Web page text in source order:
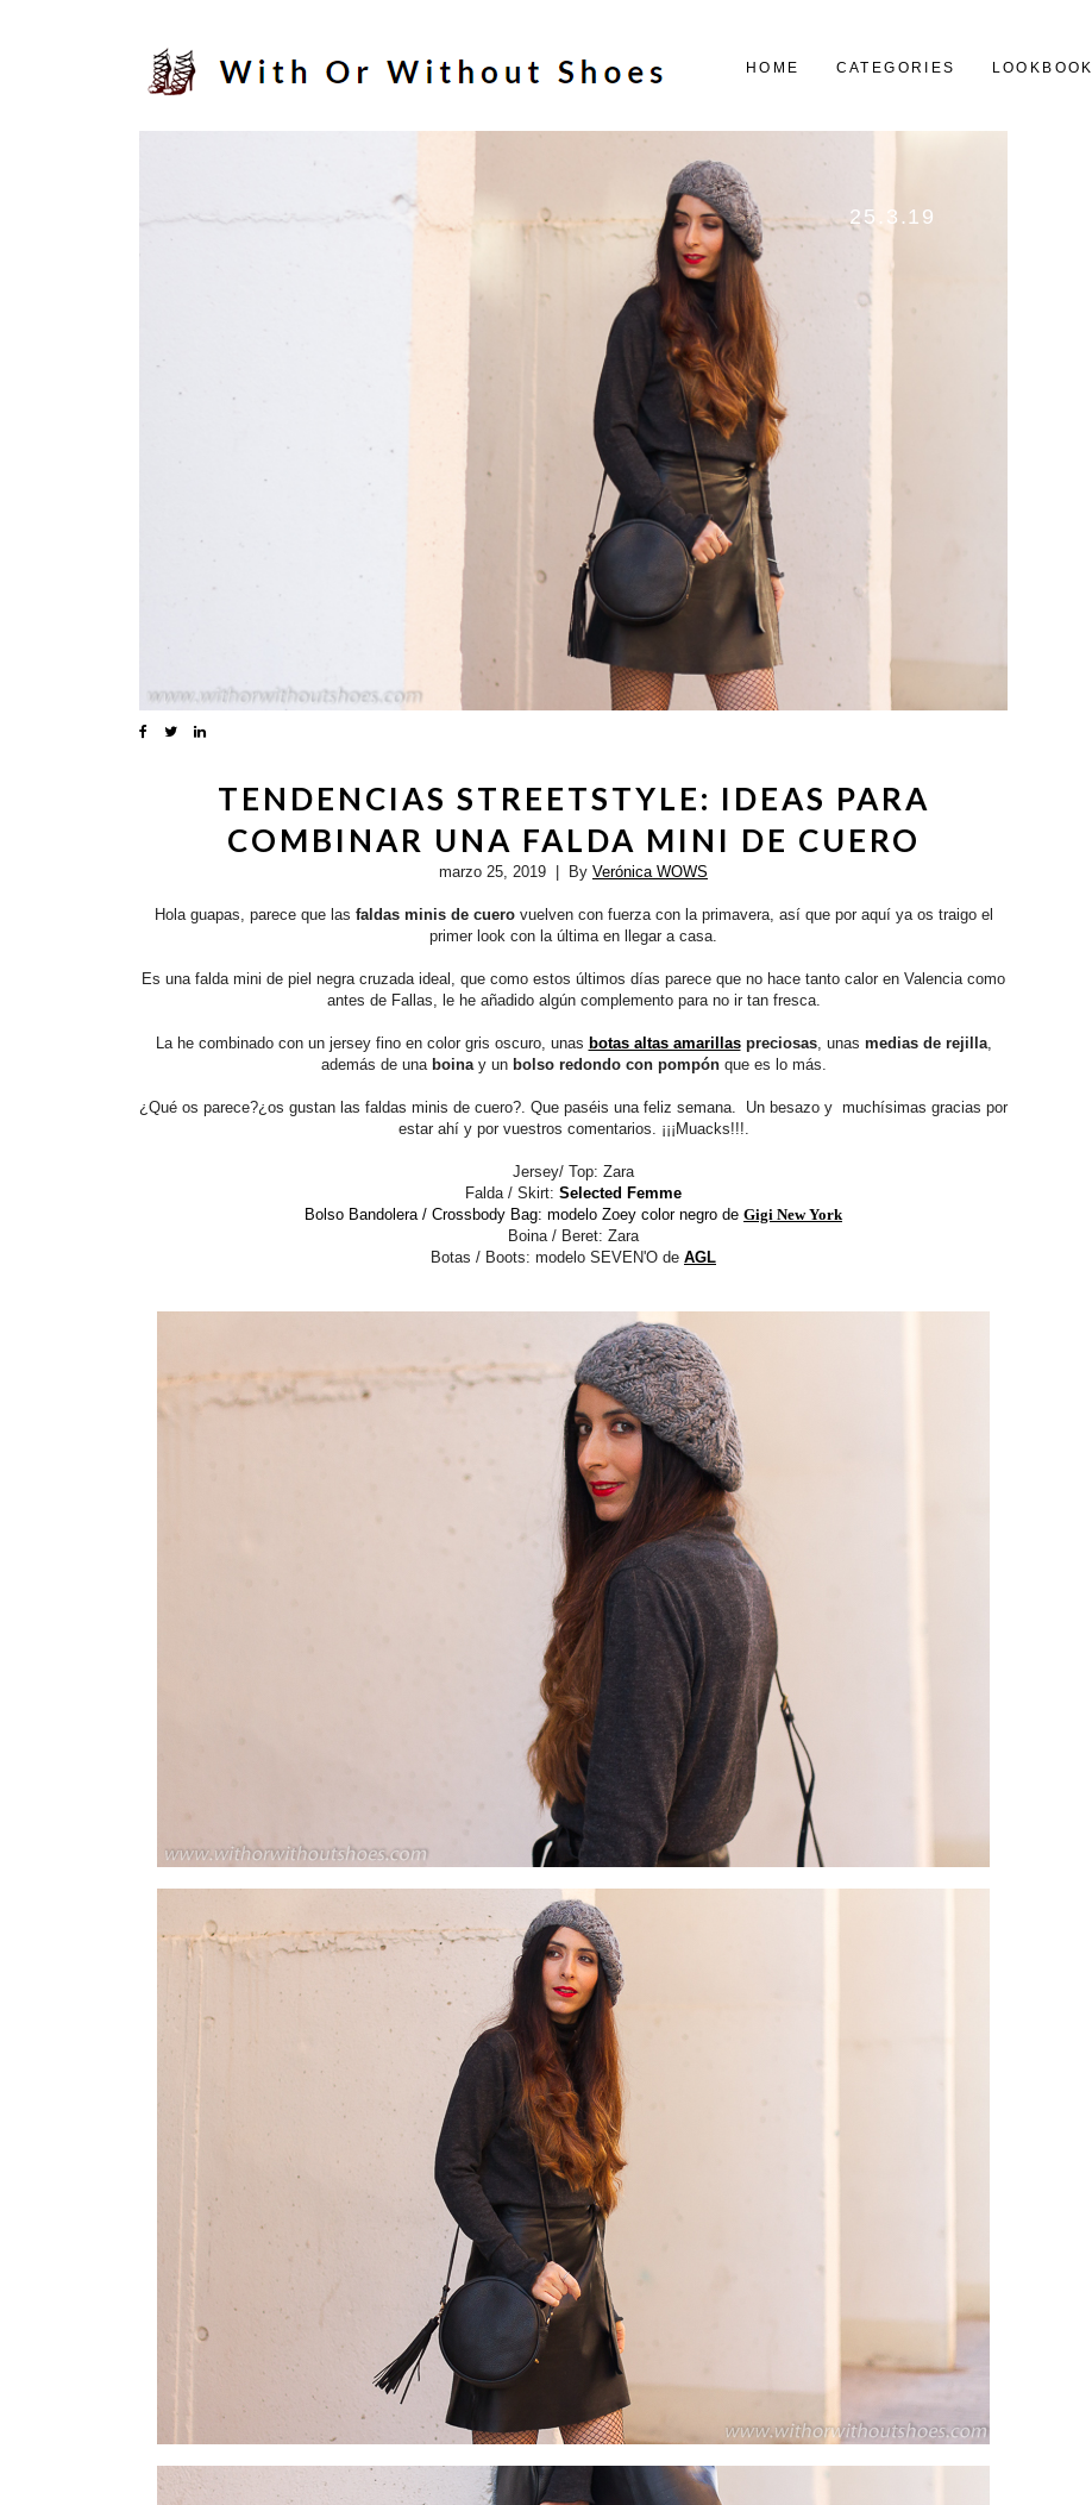
HOME CATEGORIES LOOKBOOK
25.3.19
TENDENCIAS STREETSTYLE: IDEAS PARA
COMBINAR UNA FALDA MINI DE CUERO
marzo 25, 2019 | By Verónica WOWS
Hola guapas, parece que las faldas minis de cuerovuelven con fuerza con la primavera, así que por aquí ya os traigo el
primer look con la última en llegar a casa.
Es una falda mini de piel negra cruzada ideal, que como estos últimos días parece que no hace tanto calor en Valencia como
antes de Fallas, le he añadido algún complemento para no ir tan fresca.
La he combinado con un jersey fino en color gris oscuro, unas botas altas amarillaspreciosas, unas medias de rejilla,
además de una boina y un bolso redondo con pompónque es lo más.
¿Qué os parece?¿os gustan las faldas minis de cuero?. Que paséis una feliz semana.
Un besazo y muchísimas gracias por
estar ahí y por vuestros comentarios. ¡¡¡Muacks!!!.
Jersey/ Top: Zara
Falda / Skirt: Selected Femme
Bolso Bandolera / Crossbody Bag: modelo Zoey color negro de Gigi New York
Boina / Beret: Zara
Botas / Boots: modelo SEVEN'O de AGL